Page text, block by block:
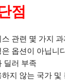
점
관련 몇 가지 과
옵션이 아닙니
딜러 부족
지 않는 국가 및